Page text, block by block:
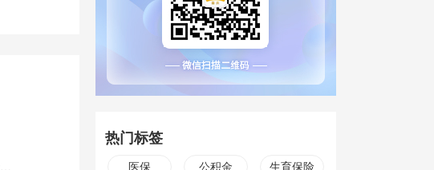
渝湘复线高速武隆至道真段最新进度 预计年内通车！
热门标签
医保 公积金 生育保险